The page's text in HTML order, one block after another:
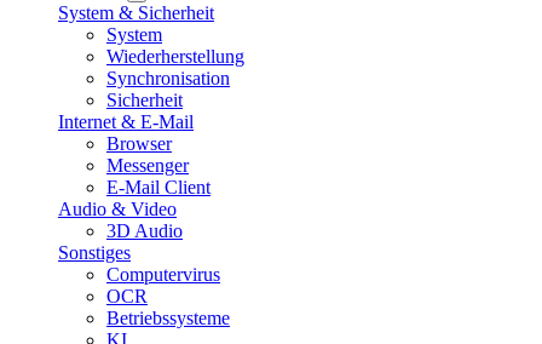
System & Sicherheit
System
Wiederherstellung
Synchronisation
Sicherheit
Internet & E-Mail
Browser
Messenger
E-Mail Client
Audio & Video
3D Audio
Sonstiges
Computervirus
OCR
Betriebssysteme
KI